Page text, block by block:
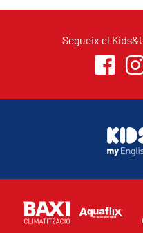
Segueix el